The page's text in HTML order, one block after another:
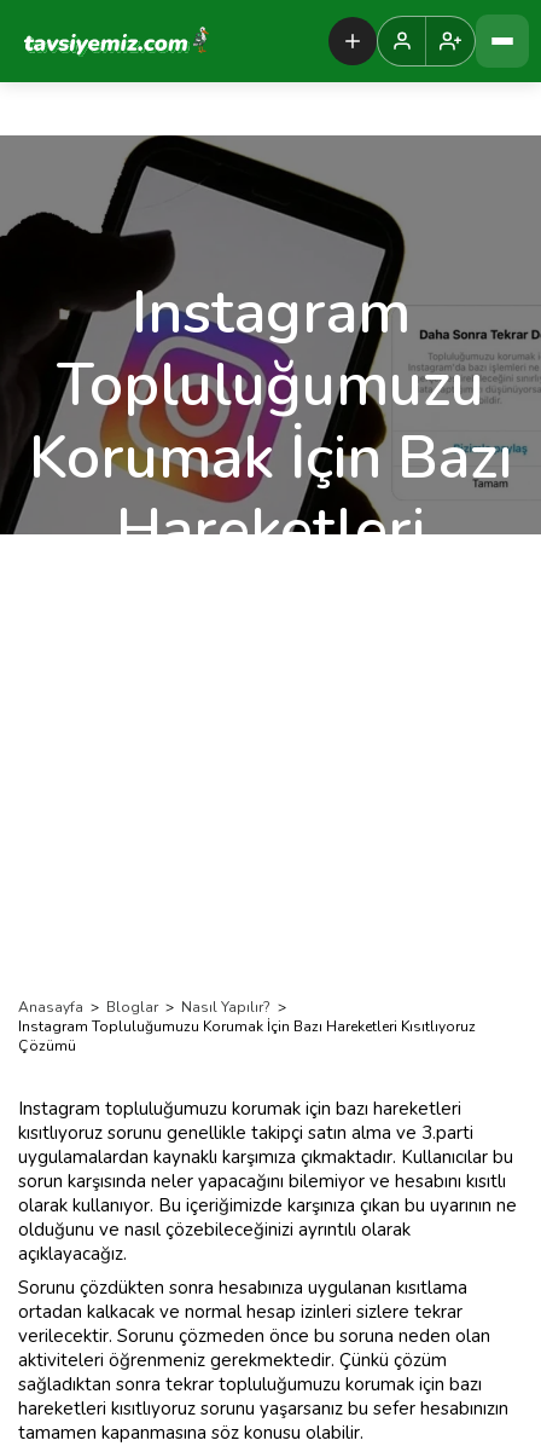
Tavsiyemiz Anasayfa
Instagram
Topluluğumuzu
Korumak İçin Bazı
Hareketleri
Anasayfa > Bloglar > Nasıl Yapılır? >
Instagram Topluluğumuzu Korumak İçin Bazı Hareketleri Kısıtlıyoruz
Çözümü
Instagram topluluğumuzu korumak için bazı hareketleri
kısıtlıyoruz sorunu genellikle takipçi satın alma ve 3.parti
uygulamalardan kaynaklı karşımıza çıkmaktadır. Kullanıcılar bu
sorun karşısında neler yapacağını bilemiyor ve hesabını kısıtlı
olarak kullanıyor. Bu içeriğimizde karşınıza çıkan bu uyarının ne
olduğunu ve nasıl çözebileceğinizi ayrıntılı olarak
açıklayacağız.
Sorunu çözdükten sonra hesabınıza uygulanan kısıtlama
ortadan kalkacak ve normal hesap izinleri sizlere tekrar
verilecektir. Sorunu çözmeden önce bu soruna neden olan
aktiviteleri öğrenmeniz gerekmektedir. Çünkü çözüm
sağladıktan sonra tekrar topluluğumuzu korumak için bazı
hareketleri kısıtlıyoruz sorunu yaşarsanız bu sefer hesabınızın
tamamen kapanmasına söz konusu olabilir.